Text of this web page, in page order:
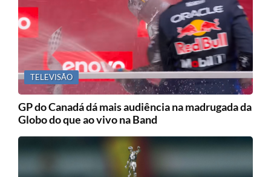
TELEVISÃO
GP do Canadá dá mais audiência na madrugada da
Globo do que ao vivo na Band